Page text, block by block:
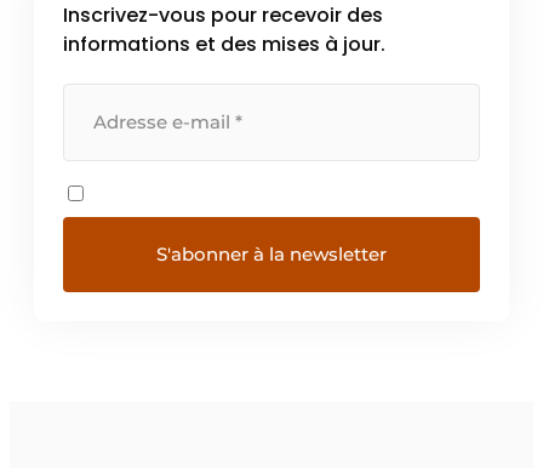
Inscrivez-vous pour recevoir des
informations et des mises à jour.